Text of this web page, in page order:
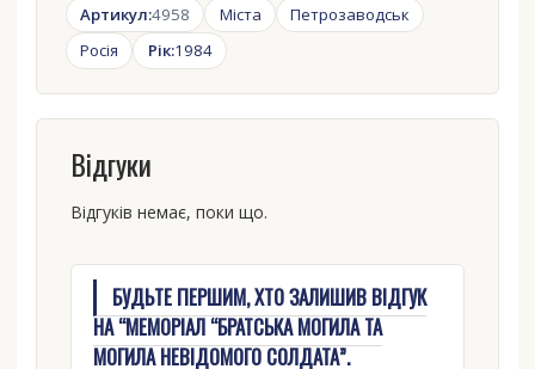
Артикул:4958 Міста
Петрозаводськ
Росія
Рік:1984
Відгуки
Відгуків немає, поки що.
БУДЬТЕ ПЕРШИМ, ХТО ЗАЛИШИВ ВІДГУК
НА “МЕМОРІАЛ “БРАТСЬКА МОГИЛА ТА
МОГИЛА НЕВІДОМОГО СОЛДАТА”.